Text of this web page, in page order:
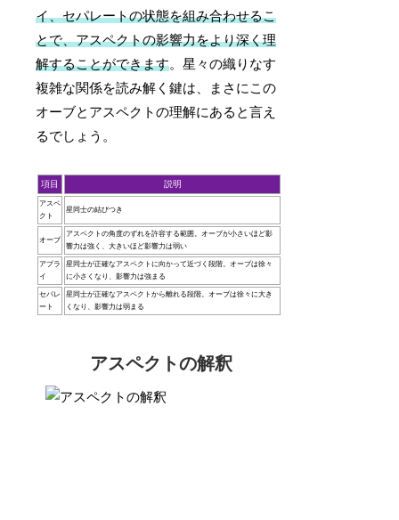
イ、セパレートの状態を組み合わせるこ
とで、アスペクトの影響力をより深く理
解することができます。星々の織りなす
複雑な関係を読み解く鍵は、まさにこの
オーブとアスペクトの理解にあると言え
るでしょう。
項目 説明
アスペ
クト
星同士の結びつき
オーブ
アスペクトの角度のずれを許容する範囲。オーブが小さいほど影
響力は強く、大きいほど影響力は弱い
アプラ
イ
星同士が正確なアスペクトに向かって近づく段階。オーブは徐々
に小さくなり、影響力は強まる
セパレ
ート
星同士が正確なアスペクトから離れる段階。オーブは徐々に大き
くなり、影響力は弱まる
アスペクトの解釈